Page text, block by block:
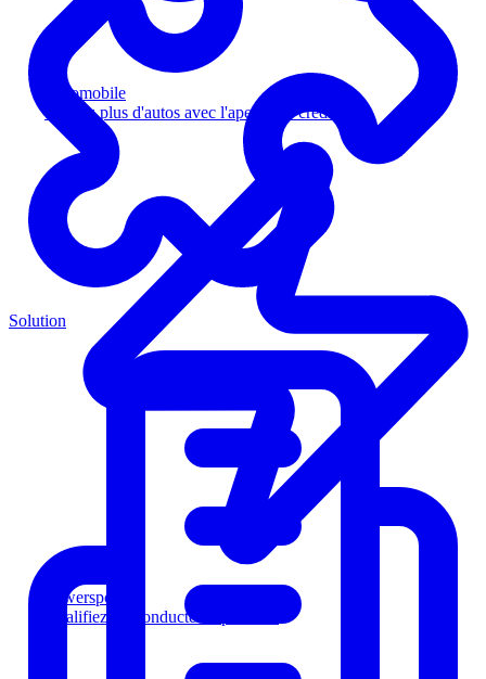
Automobile
Vendez plus d'autos avec l'aperçu de crédit
Powersports
Qualifiez les conducteurs plus vite
Solution